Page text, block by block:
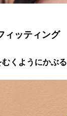
ィッティング
くようにかぶる